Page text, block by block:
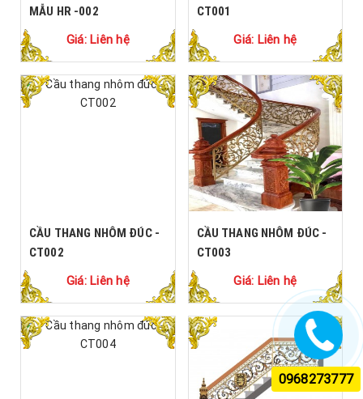
MẪU HR -002
Giá: Liên hệ
CT001
Giá: Liên hệ
CẦU THANG NHÔM ĐÚC -
CT002
Giá: Liên hệ
CẦU THANG NHÔM ĐÚC -
CT003
Giá: Liên hệ
0968273777